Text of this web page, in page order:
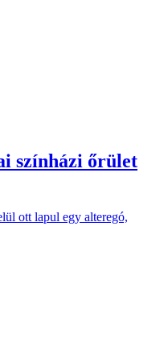
színházi őrület
ott lapul egy alteregó,